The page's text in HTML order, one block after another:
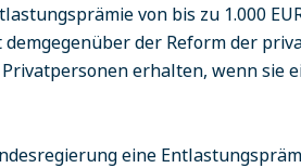
von bis zu 1.000
der Reform der
erhalten, wenn sie
eine